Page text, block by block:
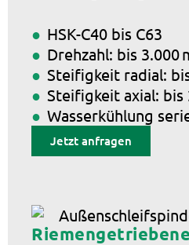
HSK-C40 bis C63
Drehzahl: bis 3.000
Steifigkeit radial:
Steifigkeit axial: bis
Wasserkühlung
Jetzt anfragen